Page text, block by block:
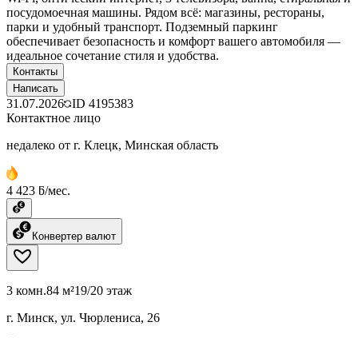
посудомоечная машины. Рядом всё: магазины, рестораны,
парки и удобный транспорт. Подземный паркинг
обеспечивает безопасность и комфорт вашего автомобиля —
идеальное сочетание стиля и удобства.
Контакты
Написать
31.07.2026 ID 4195383
Контактное лицо
недалеко от г. Клецк, Минская область
4 423 ƃ/мес.
Конвертер валют
3 комн.84 м²19/20 этаж
г. Минск, ул. Чюрлениса, 26